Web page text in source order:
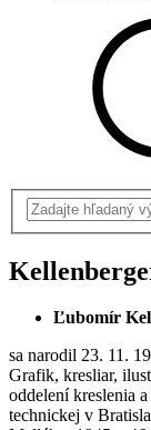
Ľubomír
sa narodil 23. 11.
Grafik, kresliar,
oddelení kreslenia
technickej v